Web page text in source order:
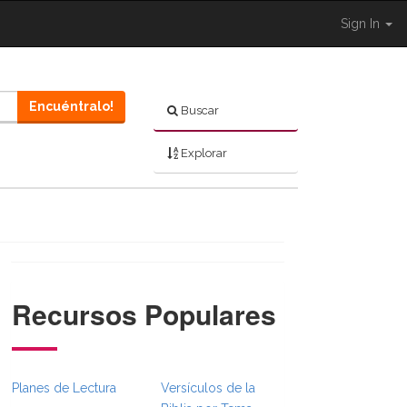
Sign In
Buscar
Explorar
Encuéntralo!
}} }}
Recursos Populares
Planes de Lectura
Versículos de la